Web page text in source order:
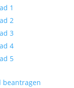
1
2
3
4
5
beantragen